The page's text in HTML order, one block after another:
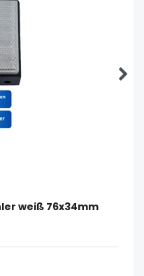
weiß 76x34mm